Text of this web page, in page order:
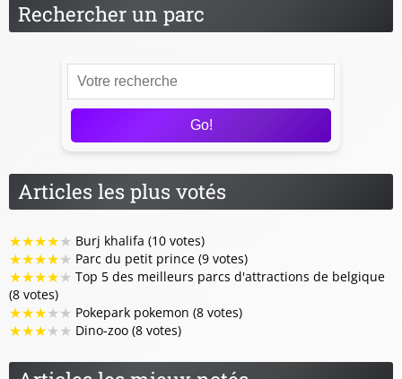
Rechercher un parc
Go!
Articles les plus votés
★★★★★ Burj khalifa (10 votes)
★★★★★ Parc du petit prince (9 votes)
★★★★★ Top 5 des meilleurs parcs d'attractions de belgique
(8 votes)
★★★★★ Pokepark pokemon (8 votes)
★★★★★ Dino-zoo (8 votes)